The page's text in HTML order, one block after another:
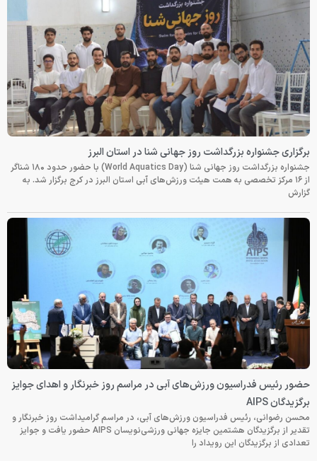
برگزاری جشنواره بزرگداشت روز جهانی شنا در استان البرز
جشنواره بزرگداشت روز جهانی شنا (World Aquatics Day) با حضور حدود ۱۸۰ شناگر
از ۱۶ مرکز تخصصی به همت هیئت ورزش‌های آبی استان البرز در کرج برگزار شد. به
گزارش
حضور رئیس فدراسیون ورزش‌های آبی در مراسم روز خبرنگار و اهدای جوایز
برگزیدگان AIPS
محسن رضوانی، رئیس فدراسیون ورزش‌های آبی، در مراسم گرامیداشت روز خبرنگار و
تقدیر از برگزیدگان هشتمین جایزه جهانی ورزشی‌نویسان AIPS حضور یافت و جوایز
تعدادی از برگزیدگان این رویداد را